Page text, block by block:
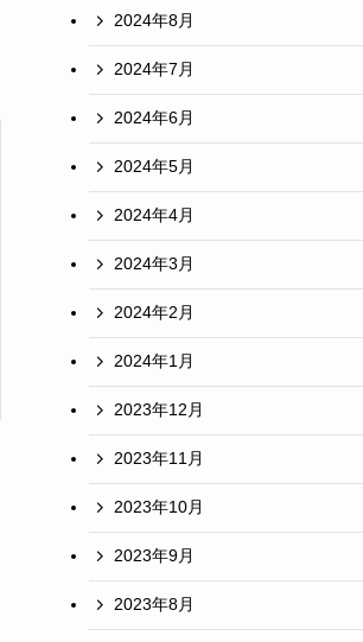
2024年8月
2024年7月
2024年6月
2024年5月
2024年4月
2024年3月
2024年2月
2024年1月
2023年12月
2023年11月
2023年10月
2023年9月
2023年8月